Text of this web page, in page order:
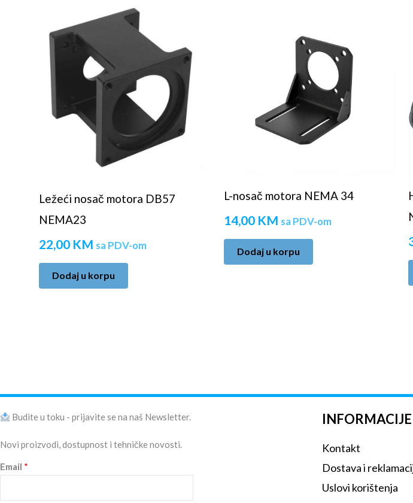
Ležeći nosač motora DB57
NEMA23
22,00 KM sa PDV-om
Dodaj u korpu
L-nosač motora NEMA 34
14,00 KM sa PDV-om
Dodaj u korpu
Budite u toku - prijavite se na naš Newsletter.
Novi proizvodi, dostupnost i tehničke novosti.
Email *
INFORMACIJE
Kontakt
Dostava i
Uslovi korištenja